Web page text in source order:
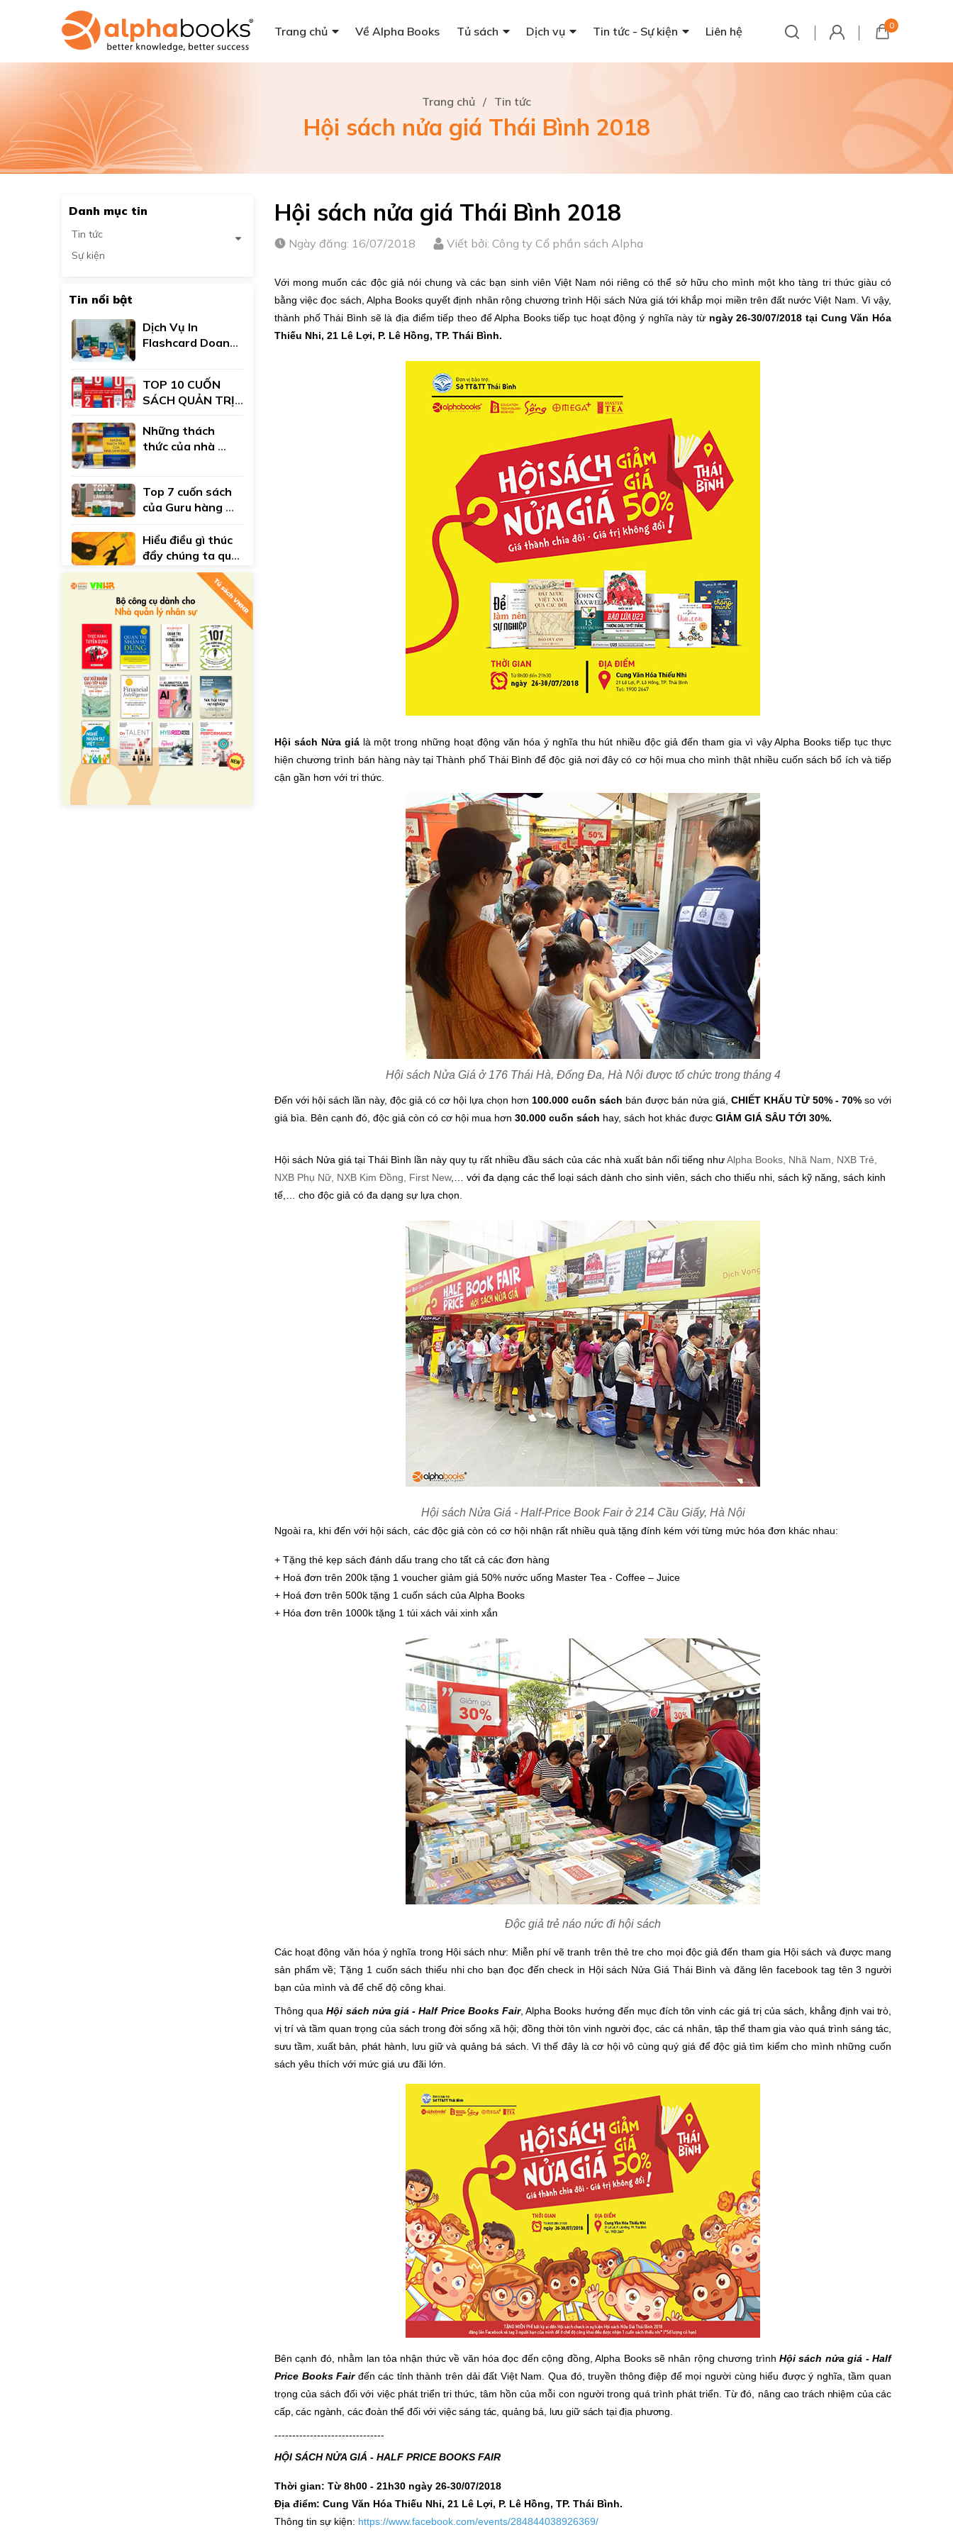
Trang chủ Về Alpha Books Tủ sách Dịch vụ Tin tức - Sự kiện Liên hệ 0
Trang chủ / Tin tức
Hội sách nửa giá Thái Bình 2018
Hội sách nửa giá Thái Bình 2018
Ngày đăng: 16/07/2018 Viết bởi: Công ty Cổ phần sách Alpha
Với mong muốn các độc giả nói chung và các bạn sinh viên Việt Nam nói riêng có thể sở hữu cho mình một kho tàng tri thức giàu có
bằng việc đọc sách, Alpha Books quyết định nhân rộng chương trình Hội sách Nửa giá tới khắp mọi miền trên đất nước Việt Nam. Vì vậy,
thành phố Thái Bình sẽ là địa điểm tiếp theo để Alpha Books tiếp tục hoạt động ý nghĩa này từ ngày 26-30/07/2018 tại Cung Văn Hóa
Thiếu Nhi, 21 Lê Lợi, P. Lê Hồng, TP. Thái Bình.
Hội sách Nửa giálà một trong những hoạt động văn hóa ý nghĩa thu hút nhiều độc giả đến tham gia vì vậy Alpha Books tiếp tục thực
hiện chương trình bán hàng này tại Thành phố Thái Bình để độc giả nơi đây có cơ hội mua cho mình thật nhiều cuốn sách bổ ích và tiếp
cận gần hơn với tri thức.
Hội sách Nửa Giá ở 176 Thái Hà, Đống Đa, Hà Nội được tổ chức trong tháng 4
Đến với hội sách lần này, độc giả có cơ hội lựa chọn hơn 100.000 cuốn sách bán được bán nửa giá, CHIẾT KHẤU TỪ 50% - 70% so với
giá bìa. Bên cạnh đó, độc giả còn có cơ hội mua hơn 30.000 cuốn sách hay, sách hot khác được GIẢM GIÁ SÂU TỚI 30%.
Hội sách Nửa giá tại Thái Bình lần này quy tụ rất nhiều đầu sách của các nhà xuất bản nổi tiếng nhưAlpha Books, Nhã Nam, NXB Trẻ,
NXB Phụ Nữ, NXB Kim Đồng, First New,… với đa dạng các thể loại sách dành cho sinh viên, sách cho thiếu nhi, sách kỹ năng, sách kinh
tế,… cho độc giả có đa dạng sự lựa chọn.
Hội sách Nửa Giá - Half-Price Book Fair ở 214 Cầu Giấy, Hà Nội
Ngoài ra, khi đến với hội sách, các độc giả còn có cơ hội nhận rất nhiều quà tặng đính kém với từng mức hóa đơn khác nhau:
+ Tặng thẻ kẹp sách đánh dấu trang cho tất cả các đơn hàng
+ Hoá đơn trên 200k tặng 1 voucher giảm giá 50% nước uống Master Tea - Coffee – Juice
+ Hoá đơn trên 500k tặng 1 cuốn sách của Alpha Books
+ Hóa đơn trên 1000k tặng 1 túi xách vải xinh xắn
Độc giả trẻ náo nức đi hội sách
Các hoạt động văn hóa ý nghĩa trong Hội sách như: Miễn phí vẽ tranh trên thẻ tre cho mọi độc giả đến tham gia Hội sách và được mang
sản phẩm về; Tặng 1 cuốn sách thiếu nhi cho bạn đọc đến check in Hội sách Nửa Giá Thái Bình và đăng lên facebook tag tên 3 người
bạn của mình và để chế độ công khai.
Thông quaHội sách nửa giá -Half Price Books Fair, Alpha Books hướng đến mụcđích tôn vinh các giá trị của sách, khẳng định vai trò,
vị trí và tầm quan trọng của sách trong đời sống xã hội; đồng thời tôn vinh người đọc, các cá nhân, tập thể tham gia vào quá trình sáng tác,
sưu tầm, xuất bản, phát hành, lưu giữ và quảng bá sách. Vìthế đây là cơ hội vô cùng quý giá để độc giả tìm kiếm cho mình những cuốn
sách yêu thích với mức giá ưu đãi lớn.
Bên cạnh đó, nhằm lan tỏa nhận thức về văn hóa đọc đến cộng đồng, Alpha Books sẽ nhân rộng chương trình Hội sách nửa giá -Half
Price Books Fairđến các tỉnh thành trên dải đất Việt Nam. Qua đó, truyền thông điệp để mọi người cùng hiểu được ý nghĩa, tầm quan
trọng của sách đối với việc phát triển tri thức, tâm hồn của mỗi con người trong quá trình phát triển. Từ đó, nâng cao trách nhiệm của các
cấp, các ngành, các đoàn thể đối với việc sáng tác, quảng bá, lưu giữ sách tại địa phương.
-------------------------------
HỘI SÁCH NỬA GIÁ - HALF PRICE BOOKS FAIR
Thời gian: Từ 8h00 - 21h30 ngày 26-30/07/2018
Địa điểm: Cung Văn Hóa Thiếu Nhi, 21 Lê Lợi, P. Lê Hồng, TP. Thái Bình.
Thông tin sự kiện: https://www.facebook.com/events/284844038926369/
Danh mục tin
Tin tức
Sự kiện
Tin nổi bật
Dịch Vụ In
Flashcard Doanh
Cầu | Tối Ưu Chi
Phí L&D Đào Tạo
Nội Bộ
TOP 10 CUỐN
SÁCH QUẢN TRỊ
BẬT NHẤT THẬP
NIÊN 2010
Những thách
thức của nhà
nghiệm trong
hành trình lãnh
Top 7 cuốn sách
của Guru hàng
nghệ thuật lãnh
đạo - John
C.Maxwell
Hiểu điều gì thúc
đẩy chúng ta qua
cuốn sách của
Daniel H.Pink